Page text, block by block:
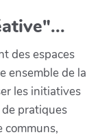
des espaces
ensemble de la
les initiatives
pratiques
communs,